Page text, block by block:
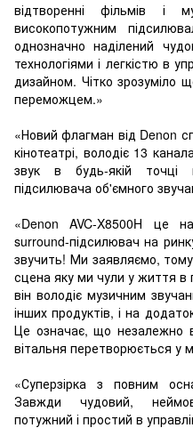
відтворенні фільмів і
високопотужним
однозначно наділений
технологіями і легкістю в
дизайном. Чітко зрозуміло
переможцем.»
«Новий флагман від Denon
кінотеатрі, володіє 13
звук в будь-якій точці
підсилювача об'ємного
«Denon AVC-X8500H це
surround-підсилювач на
звучить! Ми заявляємо,
сцена яку ми чули у життя в
він володіє музичним
інших продуктів, і на
Це означає, що незалежно
вітальня перетворюється у
«Суперзірка з повним
Завжди чудовий,
потужний і простий в